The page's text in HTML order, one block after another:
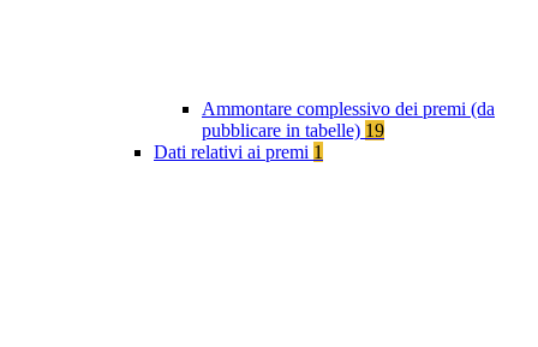
Ammontare complessivo dei premi (da
pubblicare in tabelle) 19
Dati relativi ai premi 1